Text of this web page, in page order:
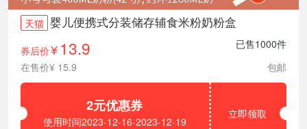
天猫 婴儿便携式分装储存辅食米粉奶粉盒
券后价¥ 13.9
已售1000件
在售价¥ 15.9
包邮
2元优惠券
使用时间2023-12-16-2023-12-19
立即领取